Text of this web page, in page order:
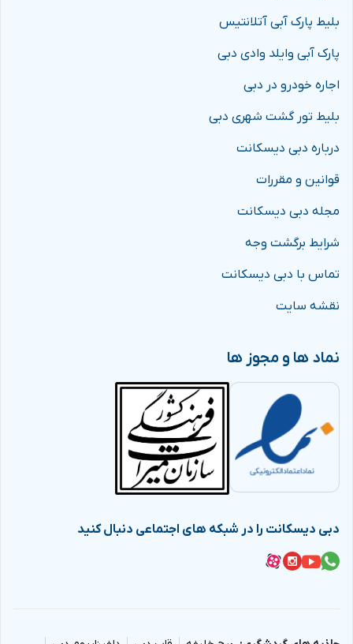
بلیط پارک آبی آتلانتیس
پارک آبی وایلد وادی دبی
اجاره خودرو در دبی
بلیط تور گشت شهری دبی
درباره دبی دیسکانت
قوانین و مقررات
مجله دبی دیسکانت
شرایط برگشت وجه
تماس با دبی دیسکانت
نقشه سایت
نماد ها و مجوز ها
دبی دیسکانت را در شبکه های اجتماعی دنبال کنید